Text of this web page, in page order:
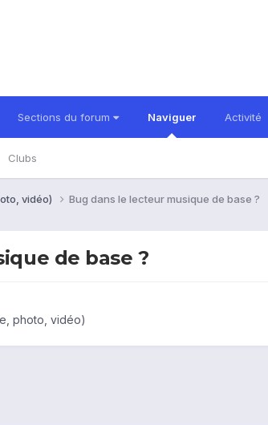
Sections du forum Naviguer
Clubs
Activité
vidéo) Bug dans le lecteur musique de base ?
de base ?
photo, vidéo)